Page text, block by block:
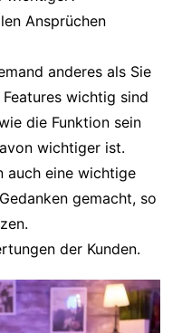
Ansprüchen
anderes als Sie
wichtig sind
die Funktion sein
wichtiger ist.
auch eine wichtige
gemacht, so
der Kunden.